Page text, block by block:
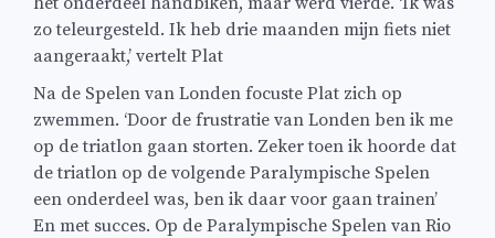
zo teleurgesteld. Ik heb drie maanden mijn fiets niet
aangeraakt,’ vertelt Plat
Na de Spelen van Londen focuste Plat zich op
zwemmen. ‘Door de frustratie van Londen ben ik me
op de triatlon gaan storten. Zeker toen ik hoorde dat
de triatlon op de volgende Paralympische Spelen
een onderdeel was, ben ik daar voor gaan trainen’
En met succes. Op de Paralympische Spelen van Rio